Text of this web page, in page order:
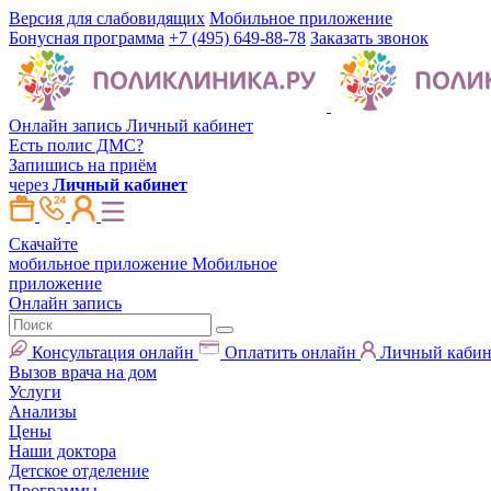
Версия для слабовидящих Мобильное приложение
Бонусная программа +7 (495) 649-88-78 Заказать звонок
Онлайн запись Личный кабинет
Есть полис ДМС?
Запишись на приём
через Личный кабинет
Скачайте
мобильное приложение Мобильное
приложение
Онлайн запись
Консультация онлайн Оплатить онлайн
Личный
Вызов врача на дом
Услуги
Анализы
Цены
Наши доктора
Детское отделение